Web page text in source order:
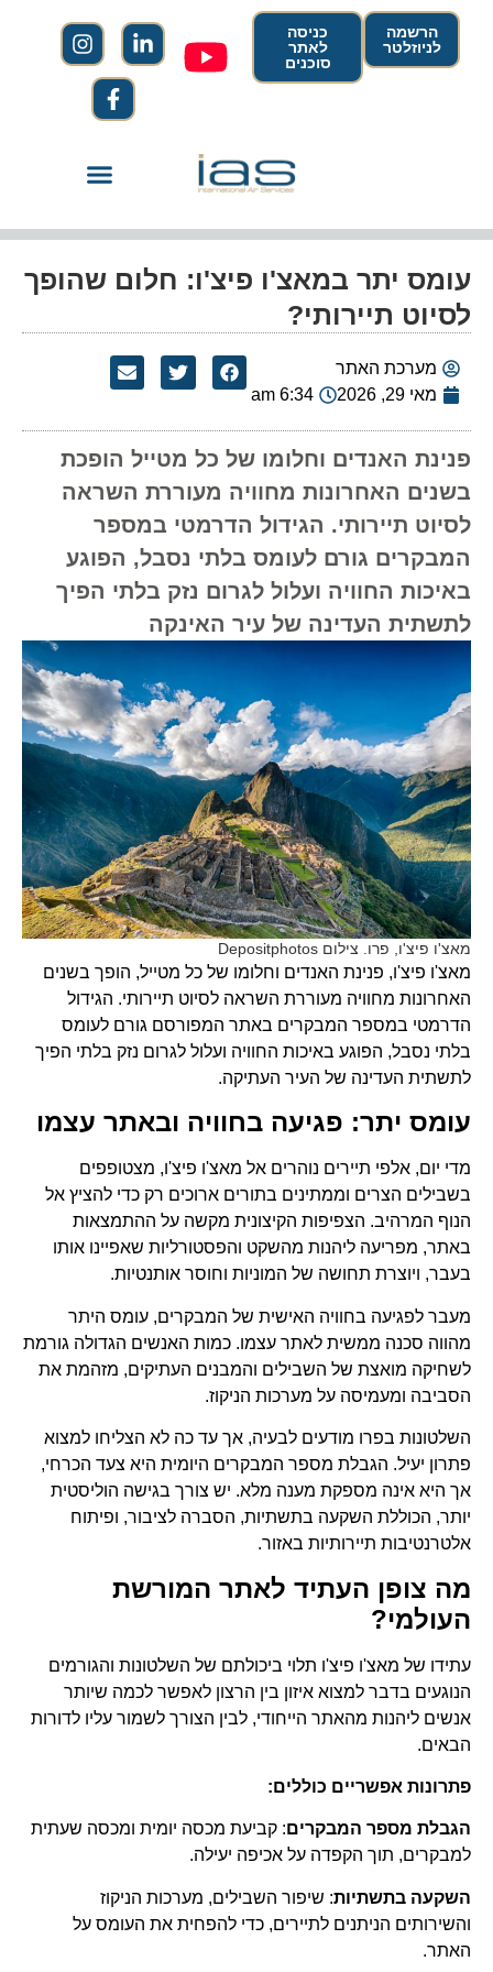
הרשמה
לניוזלטר
כניסה
לאתר
סוכנים
עומס יתר במאצ'ו פיצ'ו: חלום שהופך
לסיוט תיירותי?
מערכת האתר
מאי 29, 2026
6:34 am
פנינת האנדים וחלומו של כל מטייל הופכת
בשנים האחרונות מחוויה מעוררת השראה
לסיוט תיירותי. הגידול הדרמטי במספר
המבקרים גורם לעומס בלתי נסבל, הפוגע
באיכות החוויה ועלול לגרום נזק בלתי הפיך
לתשתית העדינה של עיר האינקה
מאצ'ו פיצ'ו, פרו. צילום Depositphotos
מאצ'ו פיצ'ו, פנינת האנדים וחלומו של כל מטייל, הופך בשנים
האחרונות מחוויה מעוררת השראה לסיוט תיירותי. הגידול
הדרמטי במספר המבקרים באתר המפורסם גורם לעומס
בלתי נסבל, הפוגע באיכות החוויה ועלול לגרום נזק בלתי הפיך
לתשתית העדינה של העיר העתיקה.
עומס יתר: פגיעה בחוויה ובאתר עצמו
מדי יום, אלפי תיירים נוהרים אל מאצ'ו פיצ'ו, מצטופפים
בשבילים הצרים וממתינים בתורים ארוכים רק כדי להציץ אל
הנוף המרהיב. הצפיפות הקיצונית מקשה על ההתמצאות
באתר, מפריעה ליהנות מהשקט והפסטורליות שאפיינו אותו
בעבר, ויוצרת תחושה של המוניות וחוסר אותנטיות.
מעבר לפגיעה בחוויה האישית של המבקרים, עומס היתר
מהווה סכנה ממשית לאתר עצמו. כמות האנשים הגדולה גורמת
לשחיקה מואצת של השבילים והמבנים העתיקים, מזהמת את
הסביבה ומעמיסה על מערכות הניקוז.
השלטונות בפרו מודעים לבעיה, אך עד כה לא הצליחו למצוא
פתרון יעיל. הגבלת מספר המבקרים היומית היא צעד הכרחי,
אך היא אינה מספקת מענה מלא. יש צורך בגישה הוליסטית
יותר, הכוללת השקעה בתשתיות, הסברה לציבור, ופיתוח
אלטרנטיבות תיירותיות באזור.
מה צופן העתיד לאתר המורשת
העולמי?
עתידו של מאצ'ו פיצ'ו תלוי ביכולתם של השלטונות והגורמים
הנוגעים בדבר למצוא איזון בין הרצון לאפשר לכמה שיותר
אנשים ליהנות מהאתר הייחודי, לבין הצורך לשמור עליו לדורות
הבאים.
פתרונות אפשריים כוללים:
הגבלת מספר המבקרים: קביעת מכסה יומית ומכסה שעתית
למבקרים, תוך הקפדה על אכיפה יעילה.
השקעה בתשתיות: שיפור השבילים, מערכות הניקוז
והשירותים הניתנים לתיירים, כדי להפחית את העומס על
האתר.